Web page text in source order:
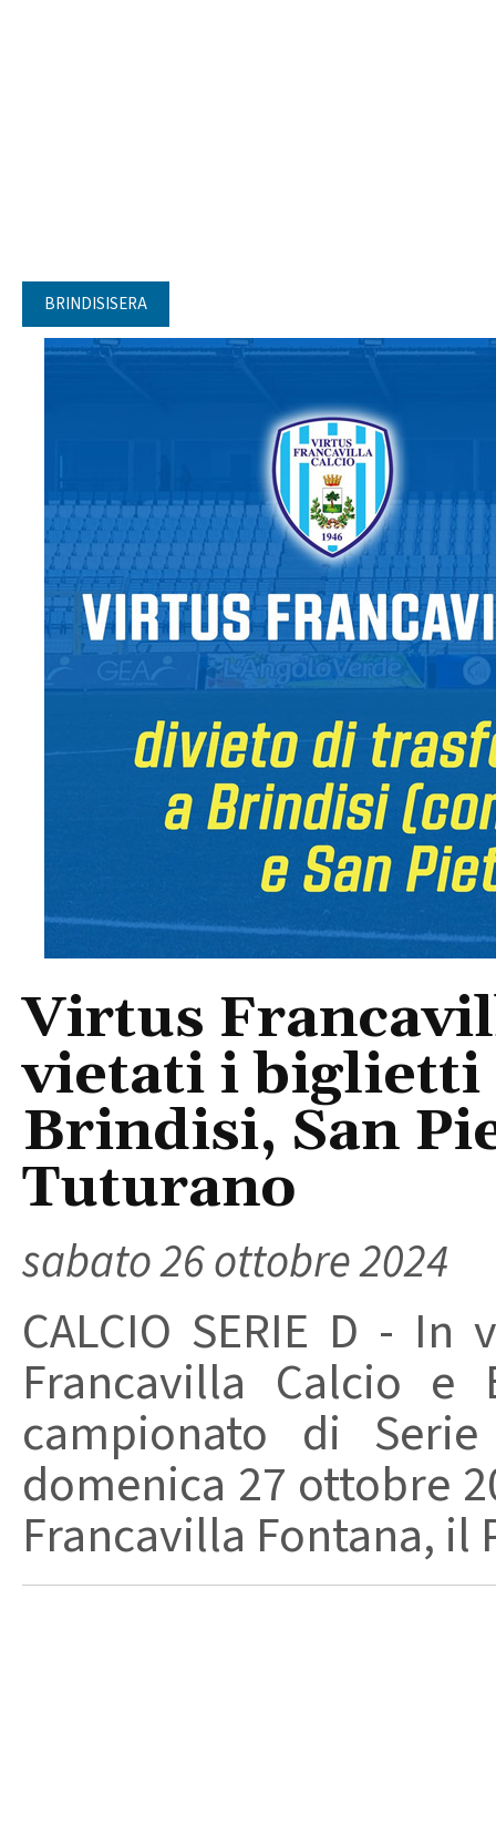
BRINDISISERA
Virtus
vietati i biglietti
Brindisi, San
Tuturano
sabato 26 ottobre 2024
CALCIO SERIE D -
Francavilla Calcio
campionato di
domenica 27 ottobre
Francavilla Fontana, il